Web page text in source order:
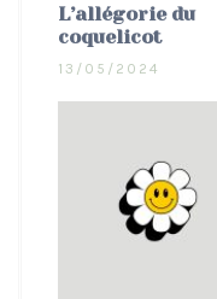
L’allégorie du
coquelicot
13/05/2024